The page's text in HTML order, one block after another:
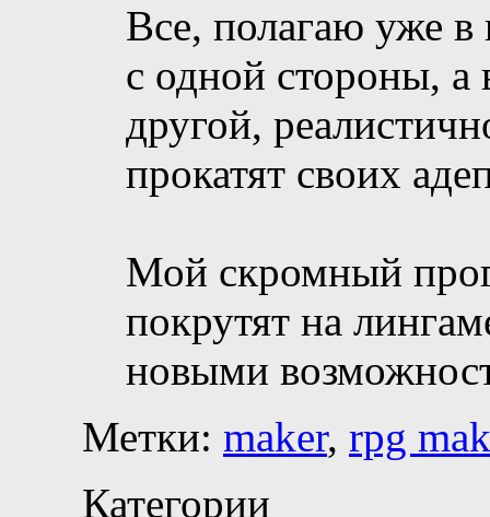
Все, полагаю уже
с одной стороны, а
другой,
прокатят своих
Мой скромный
покрутят на
новыми
Метки: maker, rpg
Категории